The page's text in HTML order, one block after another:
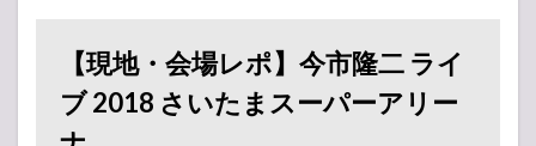
ポ】
今市
隆二
ライ
【現地・会場レポ】今市隆二 ライ
ブ 2018 さいたまスーパーアリー